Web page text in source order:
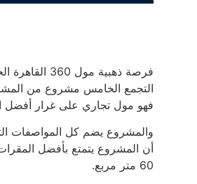
التجمع الخامس مشروع من
فهو مول تجاري على غرار أفضل
والمشروع يضم كل المواصفات
أن المشروع يتمتع بأفضل
60 متر مربع.